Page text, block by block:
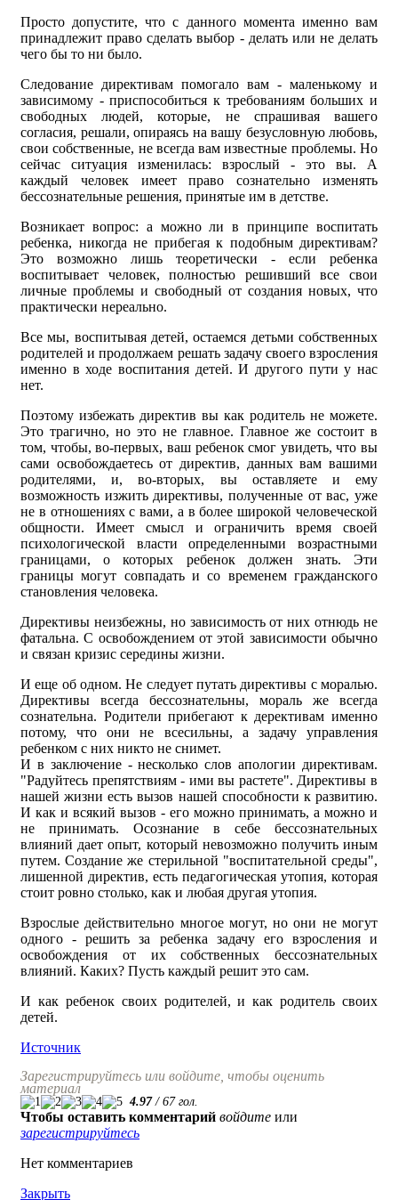
Просто допустите, что с данного момента именно вам
принадлежит право сделать выбор - делать или не делать
чего бы то ни было.
Следование директивам помогало вам - маленькому и
зависимому - приспособиться к требованиям больших и
свободных людей, которые, не спрашивая вашего
согласия, решали, опираясь на вашу безусловную любовь,
свои собственные, не всегда вам известные проблемы. Но
сейчас ситуация изменилась: взрослый - это вы. А
каждый человек имеет право сознательно изменять
бессознательные решения, принятые им в детстве.
Возникает вопрос: а можно ли в принципе воспитать
ребенка, никогда не прибегая к подобным директивам?
Это возможно лишь теоретически - если ребенка
воспитывает человек, полностью решивший все свои
личные проблемы и свободный от создания новых, что
практически нереально.
Все мы, воспитывая детей, остаемся детьми собственных
родителей и продолжаем решать задачу своего взросления
именно в ходе воспитания детей. И другого пути у нас
нет.
Поэтому избежать директив вы как родитель не можете.
Это трагично, но это не главное. Главное же состоит в
том, чтобы, во-первых, ваш ребенок смог увидеть, что вы
сами освобождаетесь от директив, данных вам вашими
родителями, и, во-вторых, вы оставляете и ему
возможность изжить директивы, полученные от вас, уже
не в отношениях с вами, а в более широкой человеческой
общности. Имеет смысл и ограничить время своей
психологической власти определенными возрастными
границами, о которых ребенок должен знать. Эти
границы могут совпадать и со временем гражданского
становления человека.
Директивы неизбежны, но зависимость от них отнюдь не
фатальна. С освобождением от этой зависимости обычно
и связан кризис середины жизни.
И еще об одном. Не следует путать директивы с моралью.
Директивы всегда бессознательны, мораль же всегда
сознательна. Родители прибегают к дерективам именно
потому, что они не всесильны, а задачу управления
ребенком с них никто не снимет.
И в заключение - несколько слов апологии директивам.
"Радуйтесь препятствиям - ими вы растете". Директивы в
нашей жизни есть вызов нашей способности к развитию.
И как и всякий вызов - его можно принимать, а можно и
не принимать. Осознание в себе бессознательных
влияний дает опыт, который невозможно получить иным
путем. Создание же стерильной "воспитательной среды",
лишенной директив, есть педагогическая утопия, которая
стоит ровно столько, как и любая другая утопия.
Взрослые действительно многое могут, но они не могут
одного - решить за ребенка задачу его взросления и
освобождения от их собственных бессознательных
влияний. Каких? Пусть каждый решит это сам.
И как ребенок своих родителей, и как родитель своих
детей.
Источник
Зарегистрируйтесь или войдите, чтобы оценить
материал
4.97/ 67гол.
Чтобы оставить комментарий войдите или
зарегистрируйтесь
Нет комментариев
Закрыть